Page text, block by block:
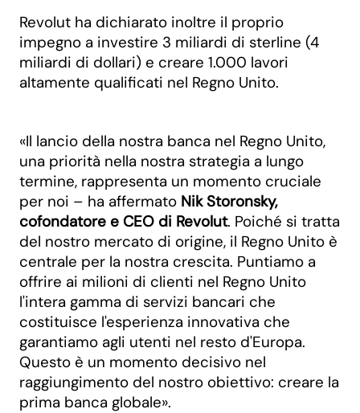
Revolut ha dichiarato inoltre il proprio
impegno a investire 3 miliardi di sterline (4
miliardi di dollari) e creare 1.000 lavori
altamente qualificati nel Regno Unito.
«Il lancio della nostra banca nel Regno Unito,
una priorità nella nostra strategia a lungo
termine, rappresenta un momento cruciale
per noi – ha affermato Nik Storonsky,
cofondatore e CEO di Revolut. Poiché si tratta
del nostro mercato di origine, il Regno Unito è
centrale per la nostra crescita. Puntiamo a
offrire ai milioni di clienti nel Regno Unito
l'intera gamma di servizi bancari che
costituisce l'esperienza innovativa che
garantiamo agli utenti nel resto d'Europa.
Questo è un momento decisivo nel
raggiungimento del nostro obiettivo: creare la
prima banca globale».